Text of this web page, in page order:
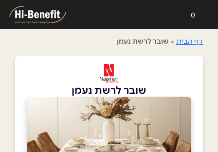
0
דף הבית > שובר לרשת נעמן
שובר לרשת נעמן